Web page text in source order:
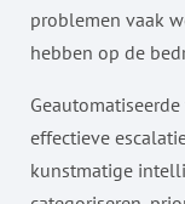
problemen vaak
hebben op de
effectieve
kunstmatige